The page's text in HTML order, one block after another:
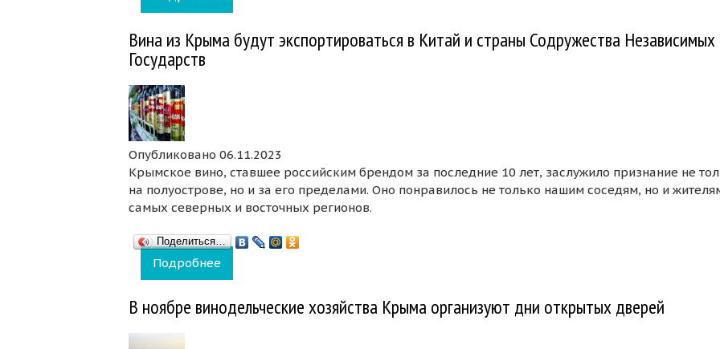
Вина из Крыма будут экспортироваться в Китай и страны Содружества Независимых
Государств
Опубликовано 06.11.2023
Крымское вино, ставшее российским брендом за последние 10 лет, заслужило признание не
на полуострове, но и за его пределами. Оно понравилось не только нашим соседям, но и
самых северных и восточных регионов.
Поделиться…
Подробнее о Вина из Крыма будут экспортироваться в Китай и страны Содружества
В ноябре винодельческие хозяйства Крыма организуют дни открытых дверей